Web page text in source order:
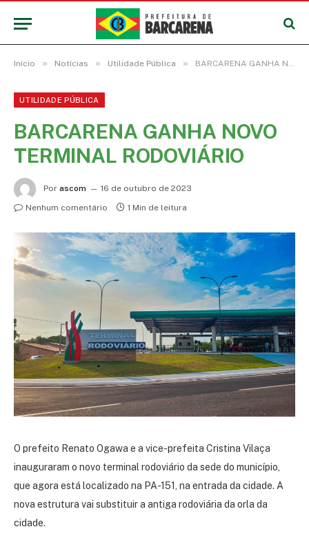
Início » Notícias » Utilidade Pública » BARCARENA GANHA NOVO TERMINAL RODOVIÁRIO
UTILIDADE PÚBLICA
BARCARENA GANHA NOVO
TERMINAL RODOVIÁRIO
Por ascom
16 de outubro de 2023
Nenhum comentário
1 Min de leitura
O prefeito Renato Ogawa e a vice-prefeita Cristina Vilaça
inauguraram o novo terminal rodoviário da sede do município,
que agora está localizado na PA-151, na entrada da cidade. A
nova estrutura vai substituir a antiga rodoviária da orla da
cidade.